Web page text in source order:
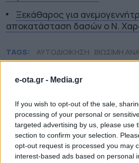
e-ota.gr - Media.gr
If you wish to opt-out of the sale,
processing of your personal or
targeted advertising by us, please use
section to confirm your selection.
opt-out request is processed you may
interest-based ads based on personal
Ξεκάθαρος για
αποκατάσταση δασών ο Ν.
TAGS: ΑΥΤΟΔΙΟΙΚΗΣΗ ΒΙΩΣΙΜΗ
ΔΙΑΒΟΥΛΕΥΣΗ ΔΩΔΕΚΑΝΗΣΑ
ΑΙΓΑΙΟΥ ΠΕΡΙΦΕΡΕΙΑΚΟ
ΕΠΕΝΔΥΣΕΙΣ ΤΟΥΡΙΣΤΙΚΗ ΑΝΑΠΤΥΞΗ
ΑΙΓΑΙΟΥ ΧΩΡΟΤΑΞΙΚΟ ΤΟΥΡΙΣΜΟΥ